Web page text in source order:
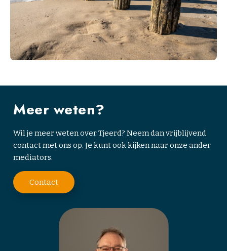
Meer weten?
Wil je meer weten over Tjeerd? Neem dan vrijblijvend
contact met ons op. Je kunt ook kijken naar onze ander
mediators.
Contact